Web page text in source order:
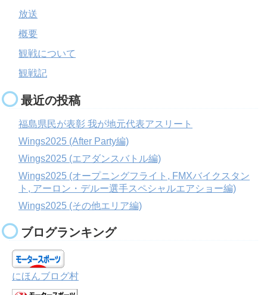
放送
概要
観戦について
観戦記
最近の投稿
福島県民が表彰 我が地元代表アスリート
Wings2025 (After Party編)
Wings2025 (エアダンスバトル編)
Wings2025 (オープニングフライト, FMXバイクスタン
ト, アーロン・デルー選手スペシャルエアショー編)
Wings2025 (その他エリア編)
ブログランキング
にほんブログ村